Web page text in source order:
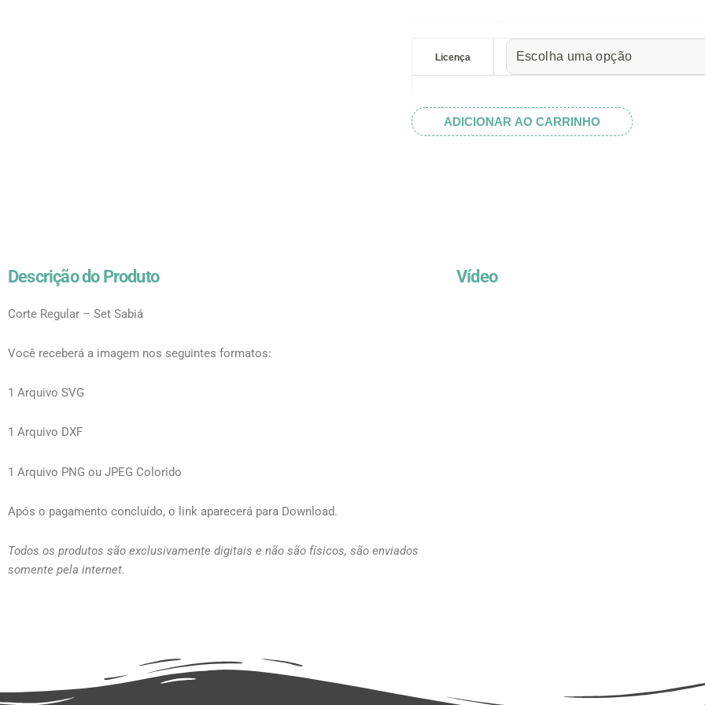
através
R$ 32.82
Licença
ADICIONAR AO CARRINHO
Descrição do Produto
Corte Regular – Set Sabiá
Você receberá a imagem nos seguintes formatos:
1 Arquivo SVG
1 Arquivo DXF
1 Arquivo PNG ou JPEG Colorido
Após o pagamento concluído, o link aparecerá para Download.
Todos os produtos são exclusivamente digitais e não são físicos, são enviados
somente pela internet.
Vídeo